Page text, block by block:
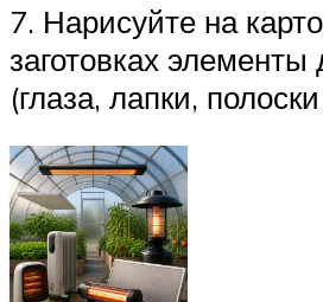
7. Нарисуйте на
заготовках элементы
(глаза, лапки,